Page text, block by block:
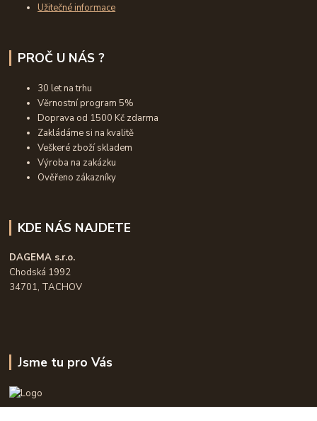
Užitečné informace
PROČ U NÁS ?
30 let na trhu
Věrnostní program 5%
Doprava od 1500 Kč zdarma
Zakládáme si na kvalitě
Veškeré zboží skladem
Výroba na zakázku
Ověřeno zákazníky
KDE NÁS NAJDETE
DAGEMA s.r.o.
Chodská 1992
34701, TACHOV
Jsme tu pro Vás